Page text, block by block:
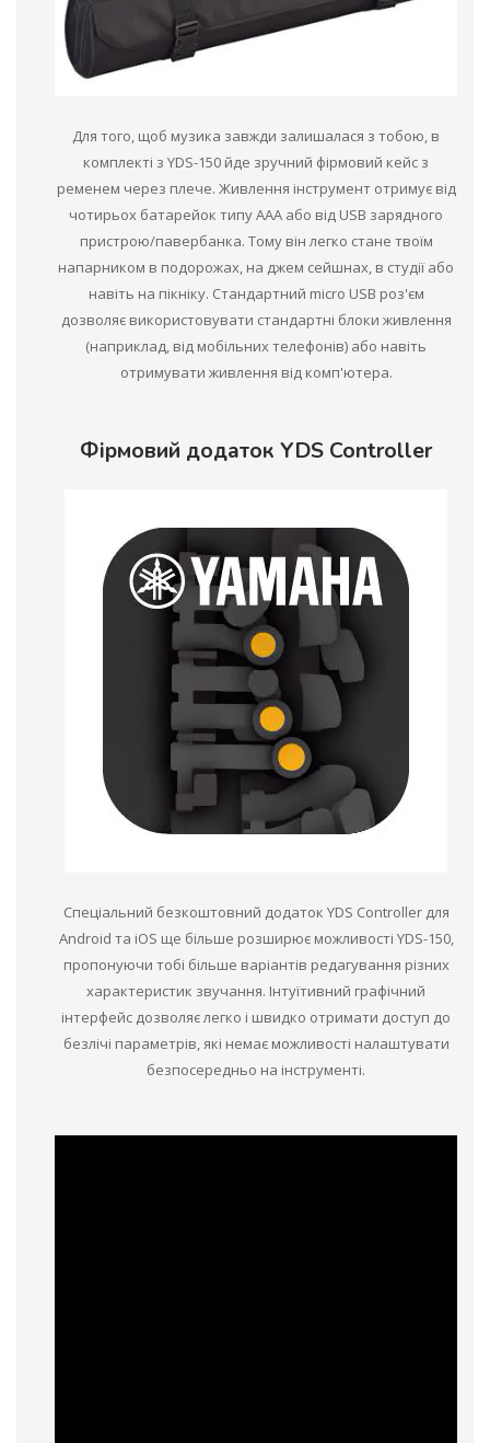
Для того, щоб музика завжди залишалася з тобою, в
комплекті з YDS-150 йде зручний фірмовий кейс з
ременем через плече. Живлення інструмент отримує від
чотирьох батарейок типу ААА або від USB зарядного
пристрою/павербанка. Тому він легко стане твоїм
напарником в подорожах, на джем сейшнах, в студії або
навіть на пікніку. Стандартний micro USB роз'єм
дозволяє використовувати стандартні блоки живлення
(наприклад, від мобільних телефонів) або навіть
отримувати живлення від комп'ютера.
Фірмовий додаток YDS Controller
Спеціальний безкоштовний додаток YDS Controller для
Android та iOS ще більше розширює можливості YDS-150,
пропонуючи тобі більше варіантів редагування різних
характеристик звучання. Інтуїтивний графічний
інтерфейс дозволяє легко і швидко отримати доступ до
безлічі параметрів, які немає можливості налаштувати
безпосередньо на інструменті.